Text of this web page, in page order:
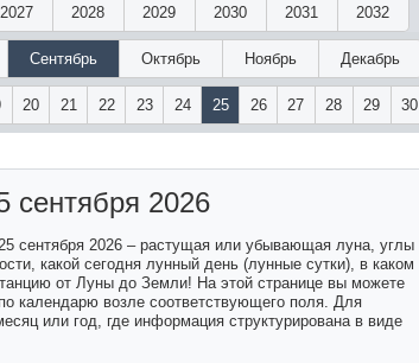
2027 2028 2029 2030 2031 2032
Сентябрь Октябрь Ноябрь Декабрь
20 21 22 23 24 25 26 27 28 29 30
сентября 2026
сентября 2026 – растущая или убывающая луна, углы
какой сегодня лунный день (лунные сутки), в каком
от Луны до Земли! На этой странице вы можете
календарю возле соответствующего поля. Для
или год, где информация структурирована в виде